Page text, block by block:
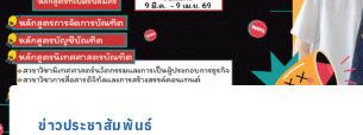
ข่าวประชาสัมพันธ์